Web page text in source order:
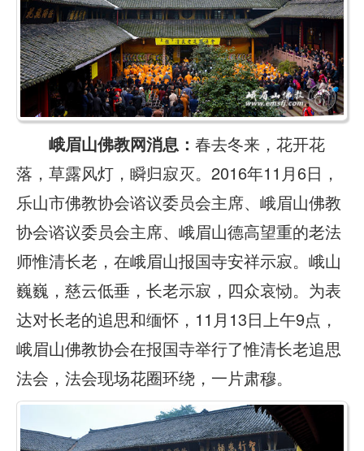
峨眉山佛教网消息： 春去冬来，花开花
落，草露风灯，瞬归寂灭。2016年11月6日，
乐山市佛教协会谘议委员会主席、峨眉山佛教
协会谘议委员会主席、峨眉山德高望重的老法
师惟清长老，在峨眉山报国寺安祥示寂。峨山
巍巍，慈云低垂，长老示寂，四众哀恸。为表
达对长老的追思和缅怀，11月13日上午9点，
峨眉山佛教协会在报国寺举行了惟清长老追思
法会，法会现场花圈环绕，一片肃穆。